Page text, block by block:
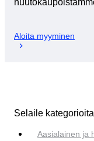
Aloita myyminen
Selaile
Aasialainen ja